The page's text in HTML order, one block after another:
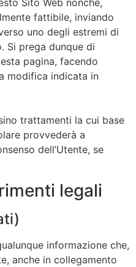
Sito Web nonché,
fattibile, inviando
uno degli estremi di
Si prega dunque di
pagina, facendo
modifica indicata in
trattamenti la cui base
provvederà a
dell’Utente, se
legali
informazione che,
anche in collegamento